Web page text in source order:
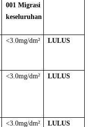
001 Migrasi
keseluruhan
<3.0mg/dm² LULUS
<3.0mg/dm² LULUS
<3.0mg/dm²
LULUS